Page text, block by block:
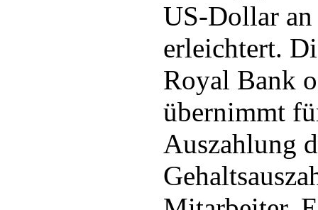
US-Dollar
erleichtert.
Royal Bank
übernimmt
Auszahlung